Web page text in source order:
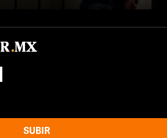
SUBIR